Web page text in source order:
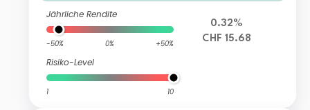
Jährliche Rendite
-50% 0% +50%
Risiko-Level
1 10
0.32%
CHF 15.68